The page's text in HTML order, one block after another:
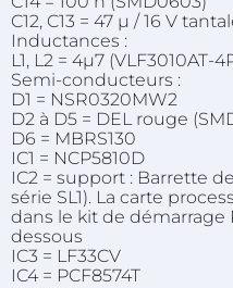
C12, C13 = 47 µ / 16 V
Inductances :
L1, L2 = 4µ7 (VLF3010AT-
Semi-conducteurs :
D1 = NSR0320MW2
D2 à D5 = DEL rouge
D6 = MBRS130
IC1 = NCP5810D
IC2 = support : Barrette
série SL1). La carte
dans le kit de démarrage
dessous
IC3 = LF33CV
IC4 = PCF8574T